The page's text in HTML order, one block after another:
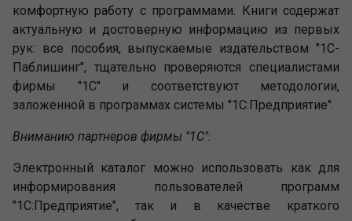
комфортную работу с программами. Книги содержат
актуальную и достоверную информацию из первых
рук: все пособия, выпускаемые издательством "1С-
Паблишинг", тщательно проверяются специалистами
фирмы "1С" и соответствуют методологии,
заложенной в программах системы "1С:Предприятие".
Вниманию партнеров фирмы "1С":
Электронный каталог можно использовать как для
информирования пользователей программ
"1С:Предприятие", так и в качестве краткого